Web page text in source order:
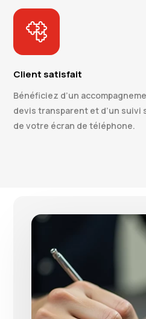
Client satisfait
Bénéficiez d’un
devis transparent et d’un suivi
de votre écran de téléphone.